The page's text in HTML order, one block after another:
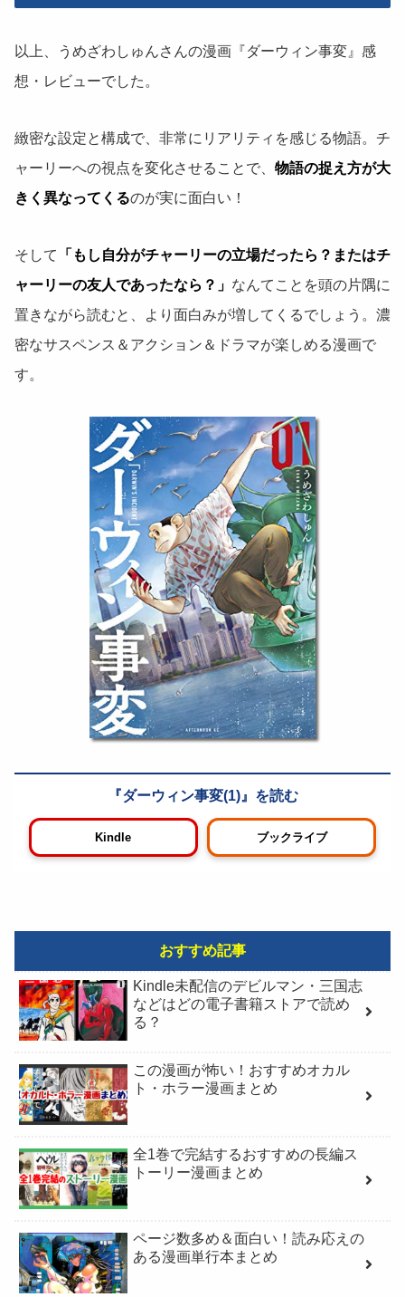
以上、うめざわしゅんさんの漫画『ダーウィン事変』感
想・レビューでした。
緻密な設定と構成で、非常にリアリティを感じる物語。チ
ャーリーへの視点を変化させることで、 物語の捉え方が大
きく異なってくるのが実に面白い！
そして
「もし自分がチャーリーの立場だったら？またはチ
ャーリーの友人であったなら？」 なんてことを頭の片隅に
置きながら読むと、より面白みが増してくるでしょう。濃
密なサスペンス＆アクション＆ドラマが楽しめる漫画で
す。
ダーウィン事変(1)
Kindle ブックライブ
おすすめ記事
Kindle未配信のデビルマン・三国志
などはどの電子書籍ストアで読め
る？
この漫画が怖い！おすすめオカル
ト・ホラー漫画まとめ
全1巻で完結するおすすめの長編ス
トーリー漫画まとめ
ページ数多め＆面白い！読み応えの
ある漫画単行本まとめ